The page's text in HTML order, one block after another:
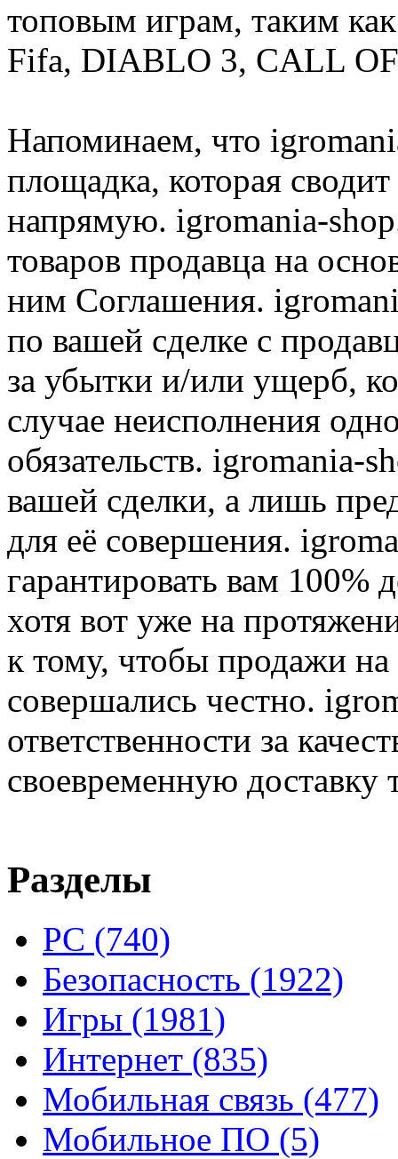
топовым играм, таким
Fifa, DIABLO 3, CALL
Напоминаем, что
площадка, которая
напрямую. igromania-
товаров продавца на
ним Соглашения.
по вашей сделке с
за убытки и/или ущерб,
случае неисполнения
обязательств. igromania-
вашей сделки, а лишь
для её совершения.
гарантировать вам 100%
хотя вот уже на
к тому, чтобы продажи
совершались честно.
ответственности за
своевременную доставку
Разделы
PC (740)
Безопасность (1922)
Игры (1981)
Интернет (835)
Мобильная связь (477)
Мобильное ПО (5)